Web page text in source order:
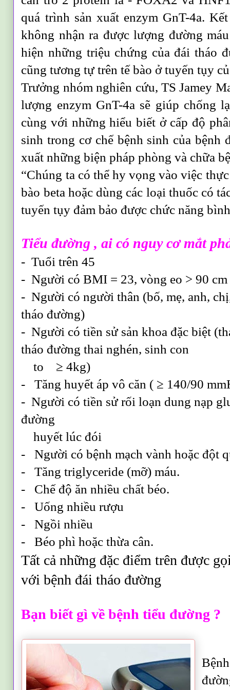
quá trình sản xuất enzym GnT-4a.
không nhận ra được lượng đường
hiện những triệu chứng của đái tháo
cũng tương tự trên tế bào ở tuyến tụy
Trưởng nhóm nghiên cứu, TS Jamey
lượng enzym GnT-4a sẽ giúp chống
cùng với những hiểu biết ở cấp độ
sinh trong cơ chế bệnh sinh của bệnh
xuất những biện pháp phòng và chữa
“Chúng ta có thể hy vọng vào việc
bào beta hoặc dùng các loại thuốc có
tuyến tụy đảm bảo được chức năng
Tiểu đường , ai có nguy cơ mắt
- Tuổi trên 45
- Người có BMI = 23, vòng eo > 90 cm
- Người có người thân (bố, mẹ, anh,
tháo đường)
- Người có tiền sử sản khoa đặc biệt
tháo đường thai nghén, sinh con
to ≥ 4kg)
- Tăng huyết áp vô căn ( ≥ 140/90
- Người có tiền sử rối loạn dung nạp
đường
huyết lúc đói
- Người có bệnh mạch vành hoặc đột
- Tăng triglyceride (mỡ) máu.
- Chế độ ăn nhiều chất béo.
- Uống nhiều rượu
- Ngồi nhiều
- Béo phì hoặc thừa cân.
Tất cả những đặc điểm trên được
với bệnh đái tháo đường
Bạn biết gì về bệnh tiểu đường ?